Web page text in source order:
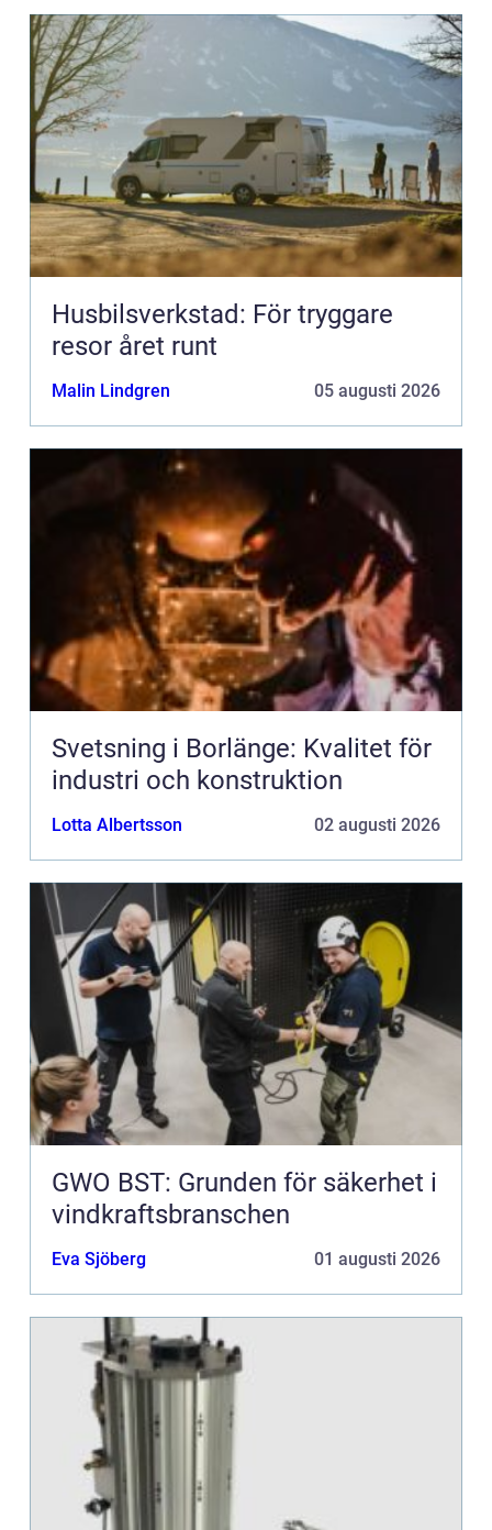
Husbilsverkstad: För tryggare
resor året runt
Malin Lindgren 05 augusti 2026
Svetsning i Borlänge: Kvalitet för
industri och konstruktion
Lotta Albertsson 02 augusti 2026
GWO BST: Grunden för säkerhet i
vindkraftsbranschen
Eva Sjöberg 01 augusti 2026